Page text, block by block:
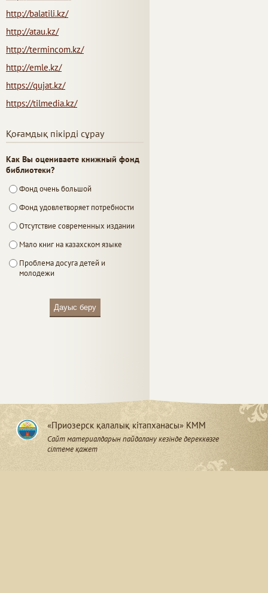
http://balatili.kz/
http://atau.kz/
http://termincom.kz/
http://emle.kz/
https://qujat.kz/
https://tilmedia.kz/
Қоғамдық пікірді сұрау
Как Вы оцениваете книжный фонд
библиотеки?
Фонд очень большой
Фонд удовлетворяет потребности
Отсутствие современных издании
Мало книг на казахском языке
Проблема досуга детей и
молодежи
Дауыс беру
«Приозерск қалалық кітапханасы» КММ
Сайт материалдарын пайдалану кезінде дереккөзге
сілтеме қажет